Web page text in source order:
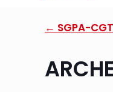
← SGPA-CGT